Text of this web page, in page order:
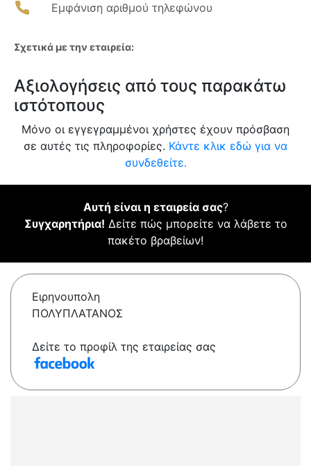
Εμφάνιση αριθμού τηλεφώνου
Σχετικά με την εταιρεία:
Αξιολογήσεις από τους παρακάτω
ιστότοπους
Μόνο οι εγγεγραμμένοι χρήστες έχουν πρόσβαση
σε αυτές τις πληροφορίες. Κάντε κλικ εδώ για να
συνδεθείτε.
Αυτή είναι η εταιρεία σας?
Συγχαρητήρια! Δείτε πώς μπορείτε να λάβετε το
πακέτο βραβείων!
Ειρηνουπολη
ΠΟΛΥΠΛΑΤΑΝΟΣ
Δείτε το προφίλ της εταιρείας σας